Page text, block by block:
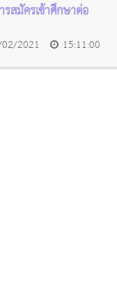
สมัครเข้าศึกษาต่อ
2021 15:11:00